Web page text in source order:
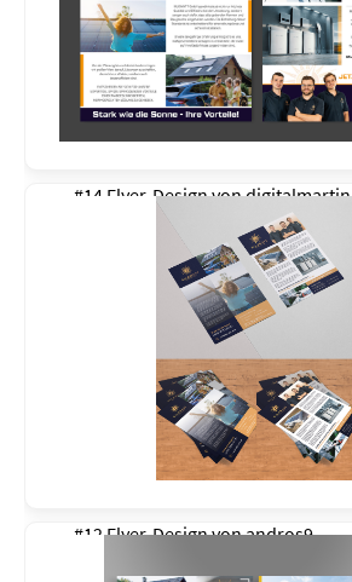
#14 Flyer-Design vondigitalmartin
#12 Flyer-Design vonandros9